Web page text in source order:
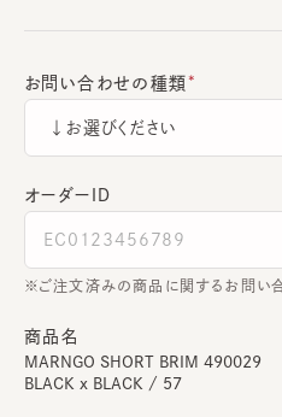
お問い合わせの種類
オーダーＩＤ
ご注文済みの商品に関するお問い
商品名
MARNGO SHORT BRIM 490029
BLACK x BLACK / 57